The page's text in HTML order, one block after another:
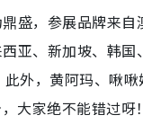
盛，参展品牌来自
亚、新加坡、韩国
外，黄阿玛、啾
大家绝不能错过呀！